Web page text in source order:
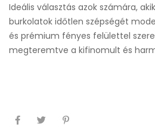
Ideális választás azok számára,
burkolatok időtlen szépségét
és prémium fényes felülettel
megteremtve a kifinomult és